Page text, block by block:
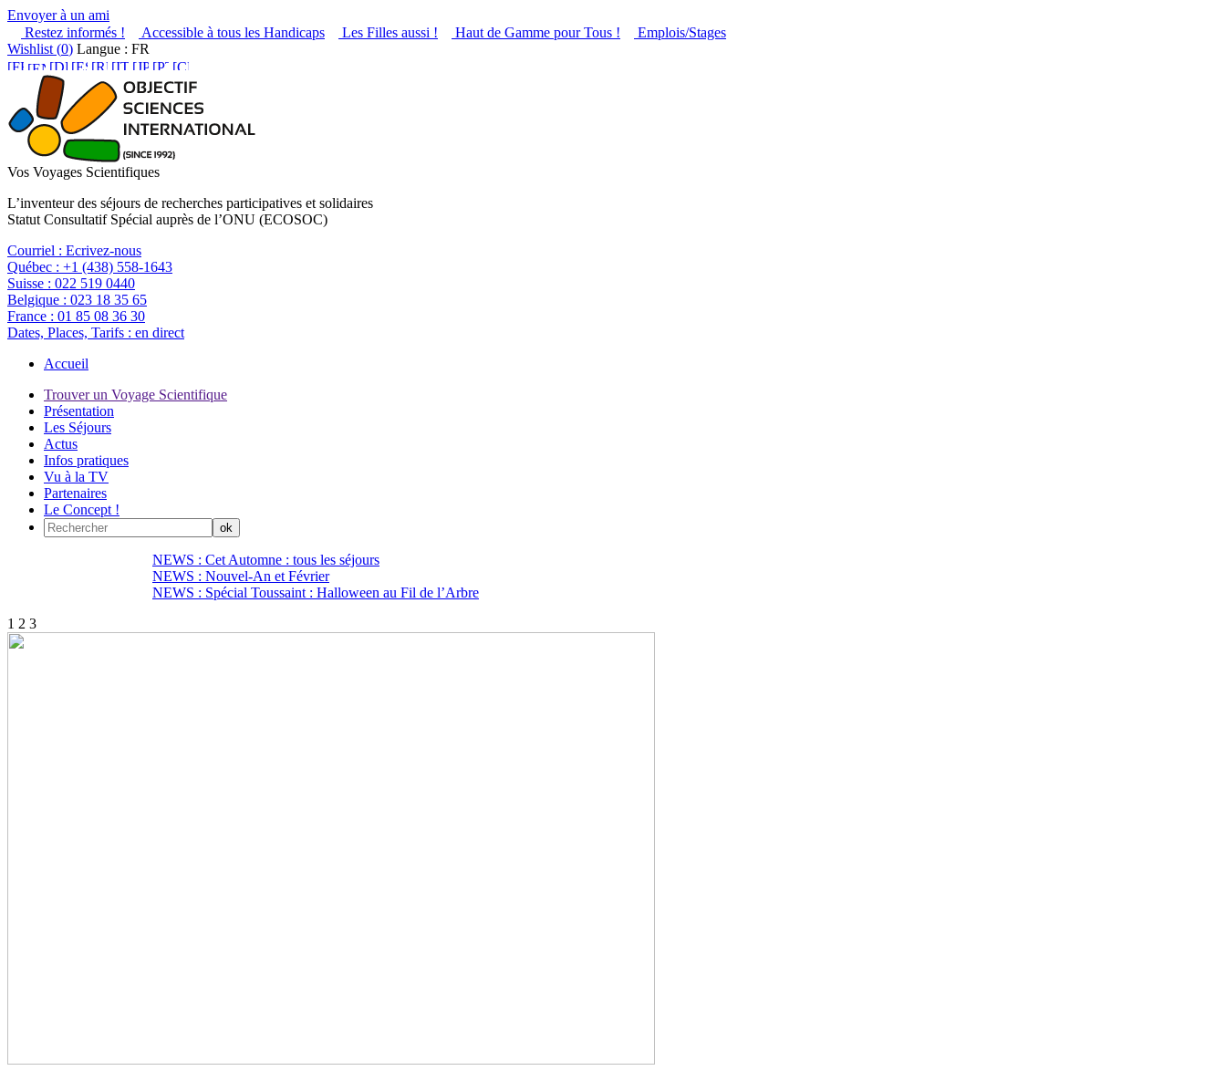
Envoyer à un ami
Restez informés !
Accessible à tous les Handicaps Les Filles aussi ! Haut de Gamme pour Tous !
Emplois/Stages
Wishlist (0) Langue : FR
Vos Voyages Scientifiques
L’inventeur des séjours de recherches participatives et solidaires
Statut Consultatif Spécial auprès de l’ONU (ECOSOC)
Courriel : Ecrivez-nous
Québec : +1 (438) 558-1643
Suisse : 022 519 0440
Belgique : 023 18 35 65
France : 01 85 08 36 30
Dates, Places, Tarifs : en direct
Accueil
Trouver un Voyage Scientifique
Présentation
Les Séjours
Actus
Infos pratiques
Vu à la TV
Partenaires
Le Concept !
NEWS : Cet Automne : tous les séjours
NEWS : Nouvel-An et Février
NEWS : Spécial Toussaint : Halloween au Fil de l’Arbre
1 2 3